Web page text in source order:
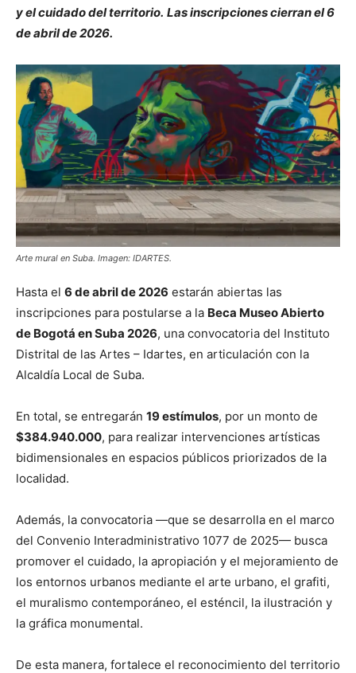
y el cuidado del territorio. Las inscripciones cierran el 6
de abril de 2026.
Arte mural en Suba. Imagen: IDARTES.
Hasta el 6 de abril de 2026 estarán abiertas las
inscripciones para postularse a la Beca Museo Abierto
de Bogotá en Suba 2026, una convocatoria del Instituto
Distrital de las Artes – Idartes, en articulación con la
Alcaldía Local de Suba.
En total, se entregarán 19 estímulos, por un monto de
$384.940.000, para realizar intervenciones artísticas
bidimensionales en espacios públicos priorizados de la
localidad.
Además, la convocatoria —que se desarrolla en el marco
del Convenio Interadministrativo 1077 de 2025— busca
promover el cuidado, la apropiación y el mejoramiento de
los entornos urbanos mediante el arte urbano, el grafiti,
el muralismo contemporáneo, el esténcil, la ilustración y
la gráfica monumental.
De esta manera, fortalece el reconocimiento del territorio